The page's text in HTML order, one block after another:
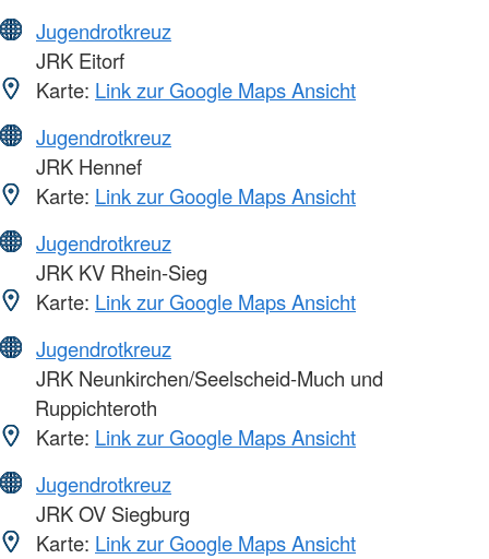
Jugendrotkreuz
JRK Eitorf
Karte: Link zur Google Maps Ansicht
Jugendrotkreuz
JRK Hennef
Karte: Link zur Google Maps Ansicht
Jugendrotkreuz
JRK KV Rhein-Sieg
Karte: Link zur Google Maps Ansicht
Jugendrotkreuz
JRK Neunkirchen/Seelscheid-Much und
Ruppichteroth
Karte: Link zur Google Maps Ansicht
Jugendrotkreuz
JRK OV Siegburg
Karte: Link zur Google Maps Ansicht